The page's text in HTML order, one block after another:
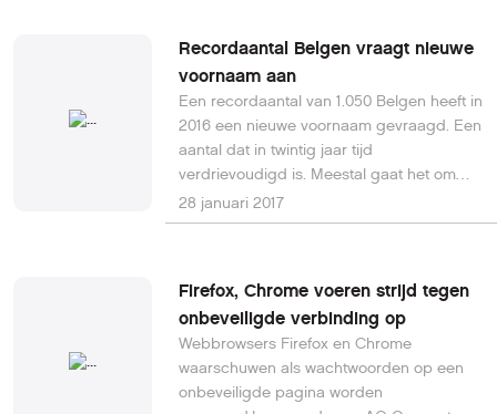
Recordaantal Belgen vraagt nieuwe
voornaam aan
Een recordaantal van 1.050 Belgen heeft in
2016 een nieuwe voornaam gevraagd. Een
aantal dat in twintig jaar tijd
verdrievoudigd is. Meestal gaat het om
mensen die af willen van een belachelijke
of verouderde voornaam, of om
28 januari 2017
Firefox, Chrome voeren strijd tegen
onbeveiligde verbinding op
Webbrowsers Firefox en Chrome
waarschuwen als wachtwoorden op een
onbeveiligde pagina worden